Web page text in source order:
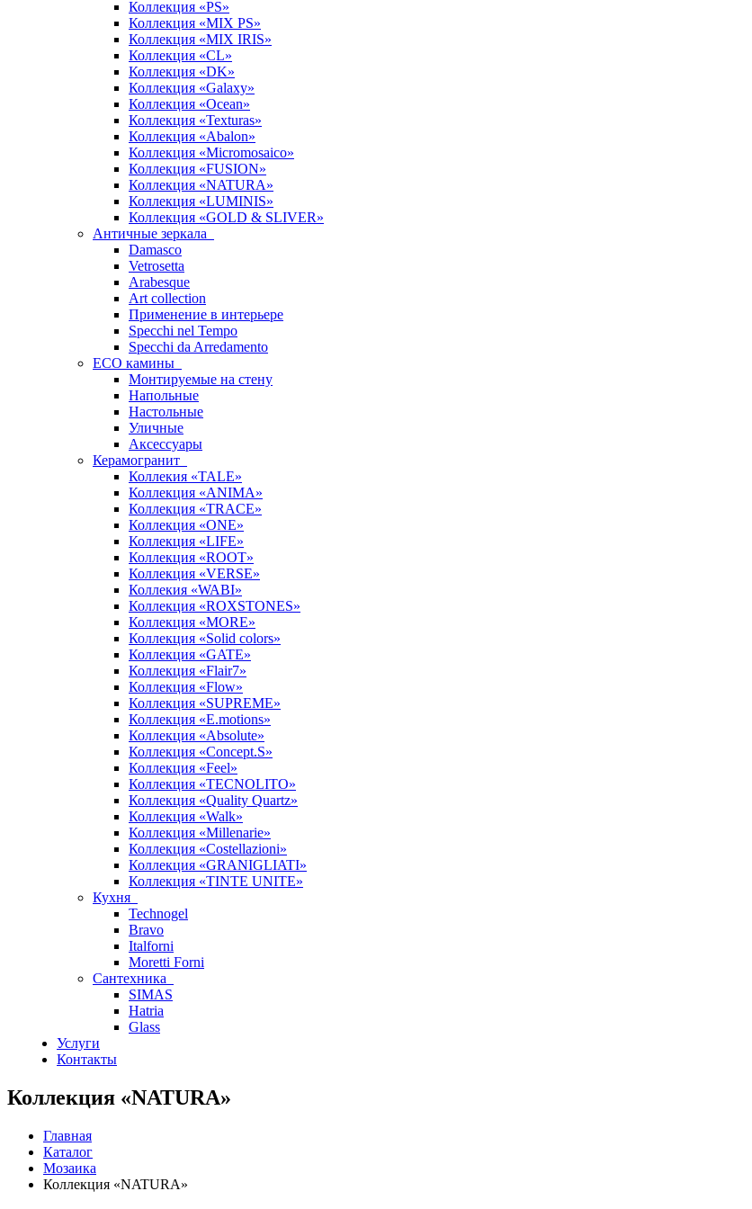
Коллекция «PS»
Коллекция «MIX PS»
Коллекция «MIX IRIS»
Коллекция «CL»
Коллекция «DK»
Коллекция «Galaxy»
Коллекция «Ocean»
Коллекция «Texturas»
Коллекция «Abalon»
Коллекция «Micromosaico»
Коллекция «FUSION»
Коллекция «NATURA»
Коллекция «LUMINIS»
Коллекция «GOLD & SLIVER»
Античные зеркала
Damasco
Vetrosetta
Arabesque
Art collection
Применение в интерьере
Specchi nel Tempo
Specchi da Arredamento
ECO камины
Монтируемые на стену
Напольные
Настольные
Уличные
Аксессуары
Керамогранит
Коллекия «TALE»
Коллекция «ANIMA»
Коллекция «TRACE»
Коллекция «ONE»
Коллекция «LIFE»
Коллекция «ROOT»
Коллекция «VERSE»
Коллекия «WABI»
Коллекция «ROXSTONES»
Коллекция «MORE»
Коллекция «Solid colors»
Коллекция «GATE»
Коллекция «Flair7»
Коллекция «Flow»
Коллекция «SUPREME»
Коллекция «E.motions»
Коллекция «Absolute»
Коллекция «Concept.S»
Коллекция «Feel»
Коллекция «TECNOLITO»
Коллекция «Quality Quartz»
Коллекция «Walk»
Коллекция «Millenarie»
Коллекция «Costellazioni»
Коллекция «GRANIGLIATI»
Коллекция «TINTE UNITE»
Кухня
Technogel
Bravo
Italforni
Moretti Forni
Сантехника
SIMAS
Hatria
Glass
Услуги
Контакты
Коллекция «NATURA»
Главная
Каталог
Мозаика
Коллекция «NATURA»